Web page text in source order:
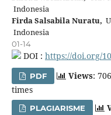
Indonesia
Firda Salsabila Nuratu,
Indonesia
01-14
DOI : https://doi.org/
PDF Views:
times
PLAGIARISME